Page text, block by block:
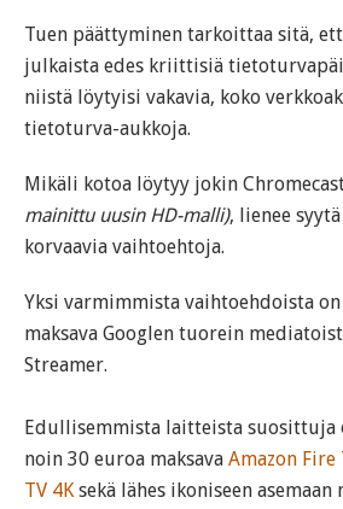
Tuen päättyminen tarkoittaa sitä,
julkaista edes kriittisiä
niistä löytyisi vakavia, koko
tietoturva-aukkoja.
Mikäli kotoa löytyy jokin
mainittu uusin HD-malli), lienee
korvaavia vaihtoehtoja.
Yksi varmimmista vaihtoehdoista
maksava Googlen tuorein
Streamer.
Edullisemmista laitteista suosittuja
noin 30 euroa maksava Amazon Fire
TV 4Ksekä lähes ikoniseen